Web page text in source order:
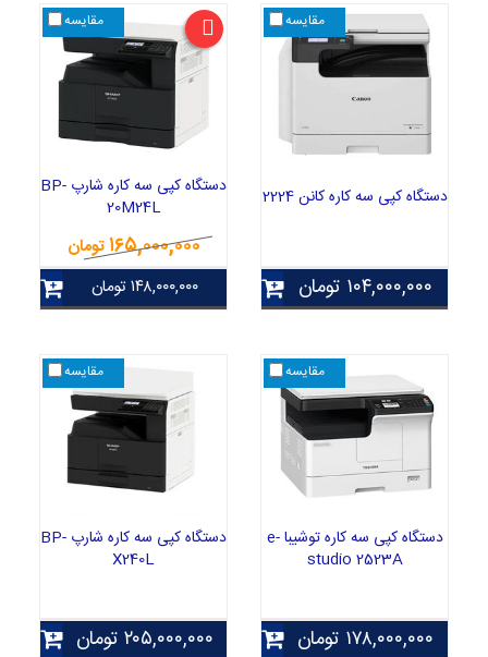
مقایسه
دستگاه کپی سه کاره کانن 2224
۱۰۴,۰۰۰,۰۰۰ تومان
مقایسه
دستگاه کپی سه کاره شارپ BP-
20M24L
۱۶۵,۰۰۰,۰۰۰تومان
۱۴۸,۰۰۰,۰۰۰تومان
مقایسه
دستگاه کپی سه کاره توشیبا e-
studio 2523A
۱۷۸,۰۰۰,۰۰۰ تومان
مقایسه
دستگاه کپی سه کاره شارپ BP-
X240L
۲۰۵,۰۰۰,۰۰۰ تومان